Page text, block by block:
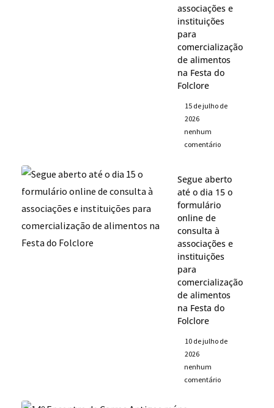
associações e
instituições
para
comercialização
de alimentos
na Festa do
Folclore
15 de julho de
2026
nenhum
comentário
Segue aberto
até o dia 15 o
formulário
online de
consulta à
associações e
instituições
para
comercialização
de alimentos
na Festa do
Folclore
10 de julho de
2026
nenhum
comentário